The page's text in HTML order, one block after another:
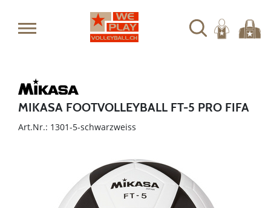
MIKASA FOOTVOLLEYBALL FT-5 PRO FIFA
Art.Nr.: 1301-5-schwarzweiss